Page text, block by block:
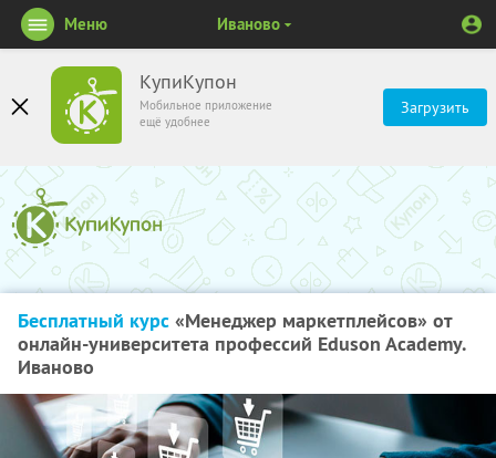
КупиКупон
Мобильное приложение
ещё удобнее
Загрузить
Меню Иваново
Бесплатный курс «Менеджер маркетплейсов» от
онлайн-университета профессий Eduson Academy.
Иваново